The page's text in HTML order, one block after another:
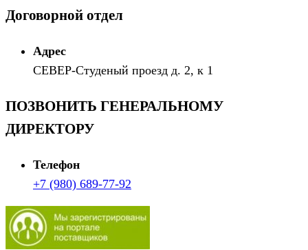
Договорной отдел
Адрес
СЕВЕР-Студеный проезд д. 2, к 1
ПОЗВОНИТЬ ГЕНЕРАЛЬНОМУ
ДИРЕКТОРУ
Телефон
+7 (980) 689-77-92